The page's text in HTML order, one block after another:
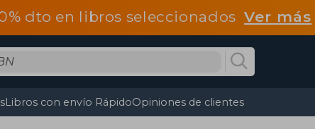
dto en libros seleccionadosVer más
Libros con envío RápidoOpiniones de clientes